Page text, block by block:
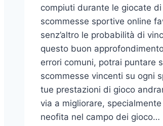
compiuti durante le giocate di
scommesse sportive online
senz’altro le probabilità di
questo buon
errori comuni, potrai puntare
scommesse vincenti su ogni
tue prestazioni di gioco
via a migliorare,
neofita nel campo dei gioco…